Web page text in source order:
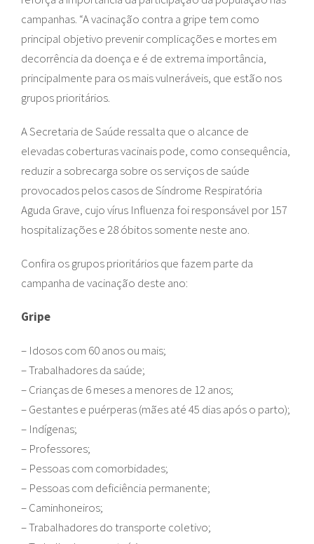
campanhas. “A vacinação contra a gripe tem como
principal objetivo prevenir complicações e mortes em
decorrência da doença e é de extrema importância,
principalmente para os mais vulneráveis, que estão nos
grupos prioritários.
A Secretaria de Saúde ressalta que o alcance de
elevadas coberturas vacinais pode, como consequência,
reduzir a sobrecarga sobre os serviços de saúde
provocados pelos casos de Síndrome Respiratória
Aguda Grave, cujo vírus Influenza foi responsável por 157
hospitalizações e 28 óbitos somente neste ano.
Confira os grupos prioritários que fazem parte da
campanha de vacinação deste ano:
Gripe
– Idosos com 60 anos ou mais;
– Trabalhadores da saúde;
– Crianças de 6 meses a menores de 12 anos;
– Gestantes e puérperas (mães até 45 dias após o parto);
– Indígenas;
– Professores;
– Pessoas com comorbidades;
– Pessoas com deficiência permanente;
– Caminhoneiros;
– Trabalhadores do transporte coletivo;